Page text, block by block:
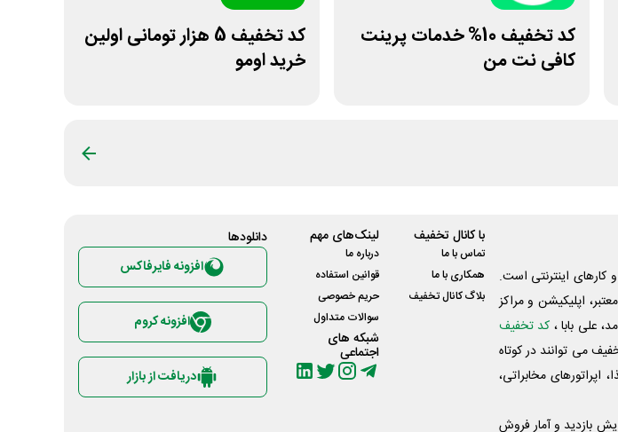
کد تخفیف 10% خدمات پرینت
کافی نت من
کد تخفیف 5 هزار تومانی اولین
خرید اومو
اینترنتی است.
اپلیکیشن و مراکز
علی‌ بابا ، کد تخفیف
می توانند در کوتاه
مخابراتی،
بازدید و آمار فروش
با کانال تخفیف
تماس با ما
همکاری با ما
بلاگ کانال تخفیف
لینک‌های مهم
درباره ما
قوانین استفاده
حریم خصوصی
سوالات متداول
شبکه های
اجتماعی
دانلود‌ها
افزونه فایرفاکس
افزونه کروم
دریافت از بازار